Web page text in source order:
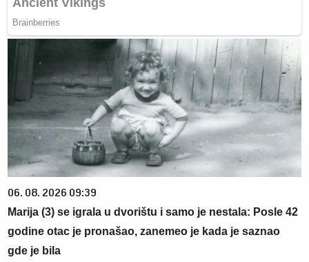
06. 08. 2026 09:39
Marija (3) se igrala u dvorištu i samo je nestala: Posle 42
godine otac je pronašao, zanemeo je kada je saznao
gde je bila